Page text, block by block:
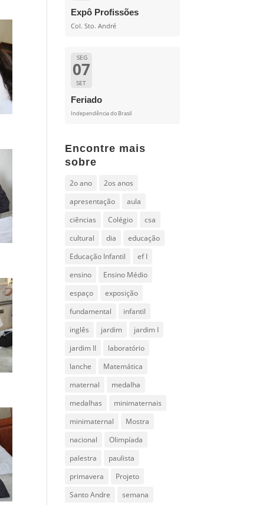
Expô Profissões
Col. Sto. André
SEG
07
SET
Feriado
Independência do Brasil
Encontre mais
sobre
2o ano
2os anos
apresentação
aula
ciências
Colégio
csa
cultural
dia
educação
Educação Infantil
ef I
ensino
Ensino Médio
espaço
exposição
fundamental
infantil
inglês
jardim
jardim I
jardim II
laboratório
lanche
Matemática
maternal
medalha
medalhas
minimaternais
minimaternal
Mostra
nacional
Olimpíada
palestra
paulista
primavera
Projeto
Santo Andre
semana